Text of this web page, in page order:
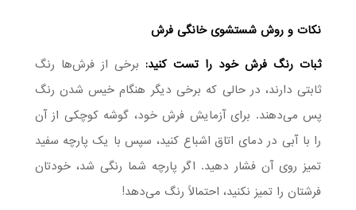
نکات و روش شستشوی خانگی فرش
ثبات رنگ فرش خود را تست کنید: برخی از فرش‌ها رنگ
ثابتی دارند، در حالی که برخی دیگر هنگام خیس شدن رنگ
پس می‌دهند. برای آزمایش فرش خود، گوشه کوچکی از آن
را با آبی در دمای اتاق اشباع کنید، سپس با یک پارچه سفید
تمیز روی آن فشار دهید. اگر پارچه شما رنگی شد، خودتان
فرشتان را تمیز نکنید، احتمالاً رنگ می‌دهد!